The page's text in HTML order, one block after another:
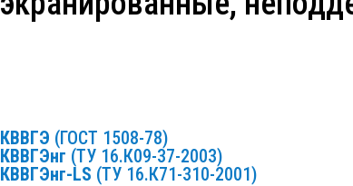
КВВГЭ (ГОСТ 1508-78)
КВВГЭнг (ТУ 16.К09-37-2003)
КВВГЭнг-LS (ТУ 16.К71-310-2001)